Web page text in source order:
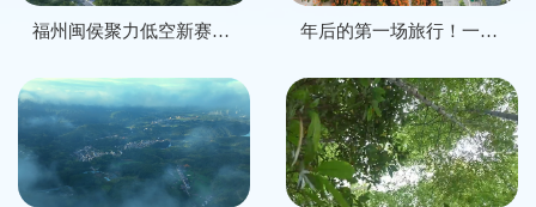
福州闽侯聚力低空新赛道，打造县域发展新引擎 年后的第一场旅行！一起闯入闽侯桃田的“花花世界”